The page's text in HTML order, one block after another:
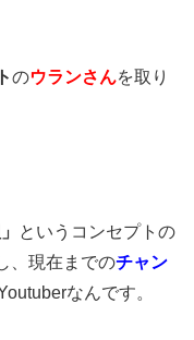
のウランさんを取り
というコンセプトの
現在までのチャン
なんです。